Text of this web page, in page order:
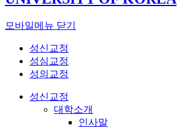
모바일메뉴 닫기
성신교정
성심교정
성의교정
성신교정
대학소개
인사말